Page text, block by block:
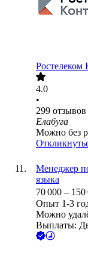
Ростелеком
4.0
•
299 отзывов
Елабуга
Можно без
Менеджер
языка
70 000 – 150
Опыт 1-3
Можно
Выплаты: